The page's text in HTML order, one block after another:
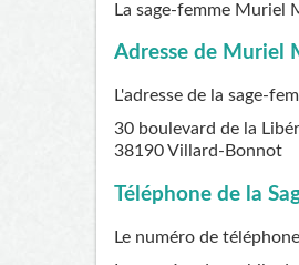
La sage-femme Muriel
Adresse de Muriel
L'adresse de la sage-
30 boulevard de la
38190Villard-Bonnot
Téléphone de la
Le numéro de